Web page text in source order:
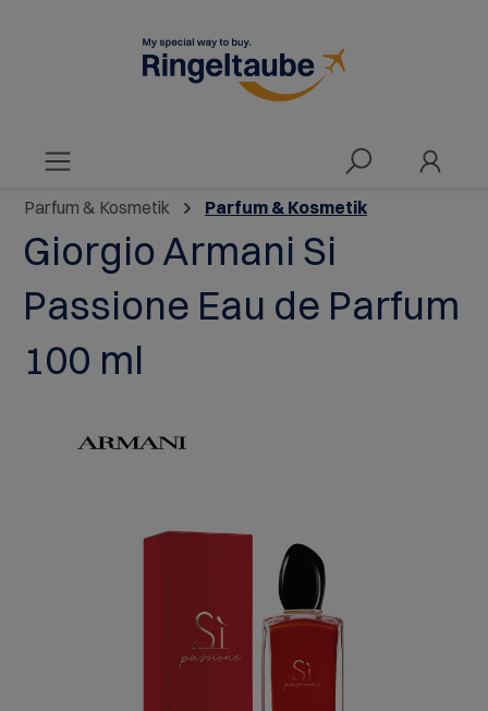
Parfum & Kosmetik Parfum & Kosmetik
Giorgio Armani Si
Passione Eau de Parfum
100 ml
Bildergalerie überspringen